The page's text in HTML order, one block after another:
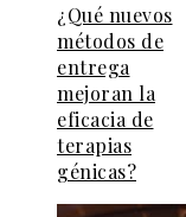
¿Qué nuevos
métodos de
entrega
mejoran la
eficacia de
terapias
génicas?